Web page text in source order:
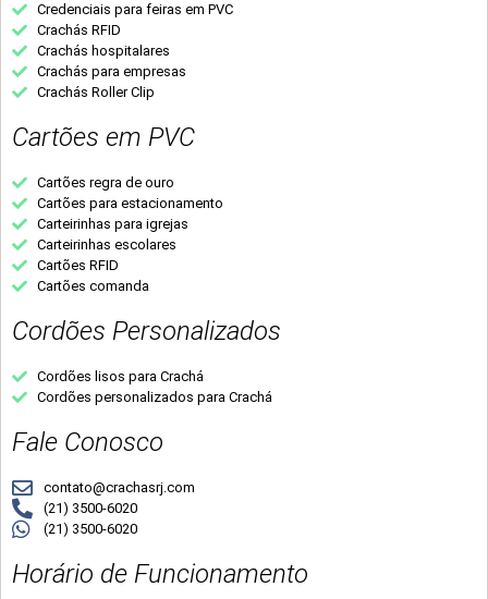
Credenciais para feiras em PVC
Crachás RFID
Crachás hospitalares
Crachás para empresas
Crachás Roller Clip
Cartões em PVC
Cartões regra de ouro
Cartões para estacionamento
Carteirinhas para igrejas
Carteirinhas escolares
Cartões RFID
Cartões comanda
Cordões Personalizados
Cordões lisos para Crachá
Cordões personalizados para Crachá
Fale Conosco
contato@crachasrj.com
(21) 3500-6020
(21) 3500-6020
Horário de Funcionamento